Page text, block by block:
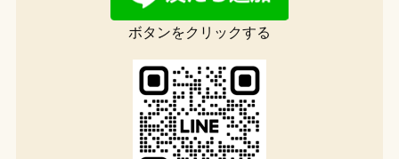
ボタンをクリックする